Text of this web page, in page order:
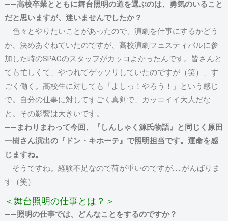
――高校卒業とともに舞台照明の道を選ぶのは、勇気のいること
だと思いますが、迷いませんでしたか？
色々とやりたいことがあったので、演劇を仕事にするかどう
か、決めあぐねていたのですが、高校演劇フェスティバルに参
加した時のSPACのスタッフがカッコよかったんです。皆さんと
ても忙しくて、やつれてゲッソリしていたのですが（笑）、す
ごく働く。高校生に対しても「よしっ！やろう！」という感じ
で。自分の仕事に対してすごく真剣で、カッコイイ大人だな
と。その影響は大きいです。
――まわりまわって今回、『しんしゃく源氏物語』と同じく原田
一樹さん演出の『ドン・キホーテ』で照明担当です。運命を感
じますね。
そうですね。経験不足なので荷が重いのですが……がんばりま
す（笑）
＜舞台照明の仕事とは？＞
――照明の仕事では、どんなことをするのですか？